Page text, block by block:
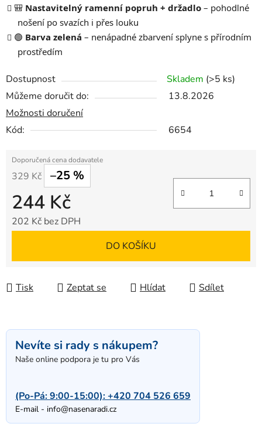
🎒 Nastavitelný ramenní popruh + držadlo – pohodlné
nošení po svazích i přes louku
🟢 Barva zelená – nenápadné zbarvení splyne s přírodním
prostředím
Dostupnost Skladem (>5 ks)
Můžeme doručit do:
13.8.2026
Možnosti doručení
Kód:
6654
329 Kč –25 %
244 Kč
202 Kč bez DPH
DO KOŠÍKU
Tisk Zeptat se Hlídat Sdílet
Nevíte si rady s nákupem?
Naše online podpora je tu pro Vás
(Po-Pá: 9:00-15:00):+420 704 526 659
E-mail - info@nasenaradi.cz